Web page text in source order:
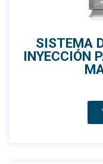
SISTEMA
INYECCIÓN